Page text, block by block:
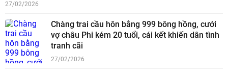
27/02/2026
Chàng trai cầu hôn bằng 999 bông hồng, cưới
vợ châu Phi kém 20 tuổi, cái kết khiến dân tình
tranh cãi
27/02/2026